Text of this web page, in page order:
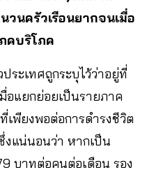
นครัวเรือนยากจนเมื่อ
คบริโภค
ระเทศถูกระบุไว้ว่าอยู่ที่
อแยกย่อยเป็นรายภาค
เพียงพอต่อการดำรงชีวิต
แน่นอนว่า หากเป็น
บาทต่อคนต่อเดือน รอง